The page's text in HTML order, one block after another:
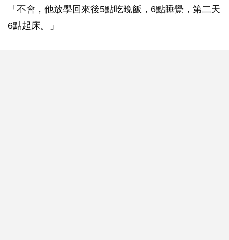
「不會，他放學回來後5點吃晚飯，6點睡覺，第二天
6點起床。」